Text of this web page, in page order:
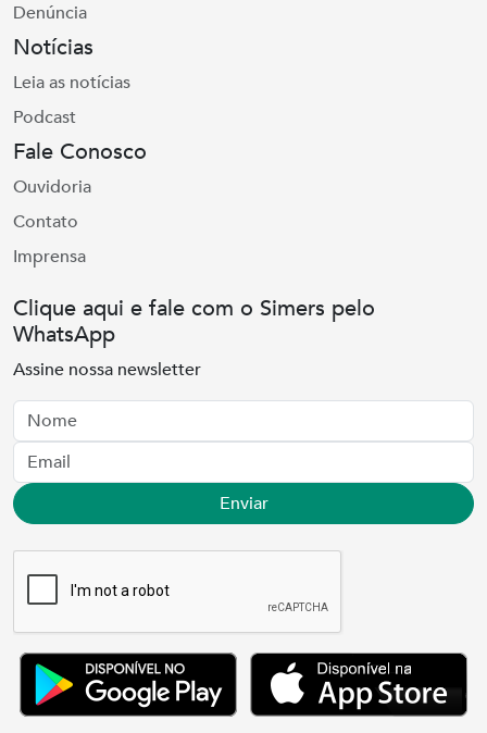
Denúncia
Notícias
Leia as notícias
Podcast
Fale Conosco
Ouvidoria
Contato
Imprensa
Clique aqui e fale com o Simers pelo
WhatsApp
Assine nossa newsletter
Nome
Email
Enviar